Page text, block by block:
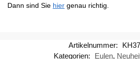
Dann sind Sie hier genau richtig.
Artikelnummer:
Kategorien:
Eulen,